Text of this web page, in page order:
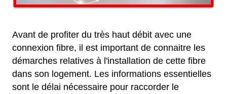
Avant de profiter du très haut débit avec une
connexion fibre, il est important de connaitre les
démarches relatives à l'installation de cette fibre
dans son logement. Les informations essentielles
sont le délai nécessaire pour raccorder le